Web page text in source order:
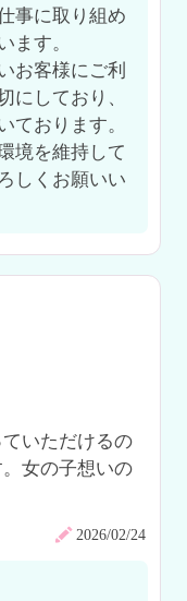
事に取り組め
ます。
お客様にご利
にしており、
ております。
境を維持して
しくお願いい
いただけるの
女の子想いの
2026/02/24